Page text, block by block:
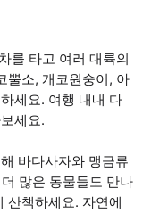
를 타고 여러 대륙의
뿔소, 개코원숭이, 아
세요. 여행 내내 다
세요.
바다사자와 맹금류
많은 동물들도 만나
산책하세요. 자연에